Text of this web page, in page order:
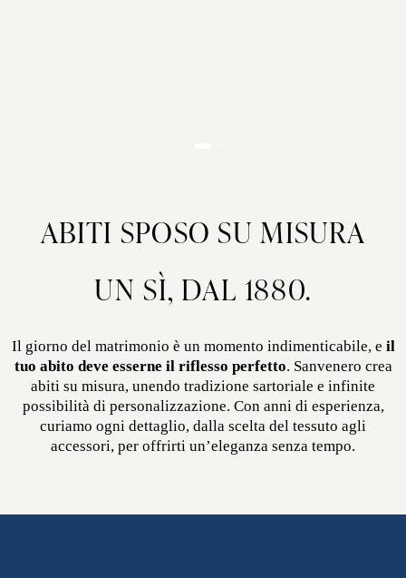
ABITI SPOSO SU MISURA
UN SÌ, DAL 1880.
Il giorno del matrimonio è un momento indimenticabile, e il
tuo abito deve esserne il riflesso perfetto. Sanvenero crea
abiti su misura, unendo tradizione sartoriale e infinite
possibilità di personalizzazione. Con anni di esperienza,
curiamo ogni dettaglio, dalla scelta del tessuto agli
accessori, per offrirti un’eleganza senza tempo.